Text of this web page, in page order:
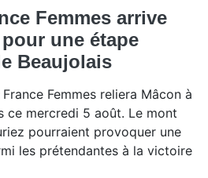
Femmes arrive
une étape
Beaujolais
Femmes reliera Mâcon à
ce mercredi 5 août. Le mont
pourraient provoquer une
les prétendantes à la victoire